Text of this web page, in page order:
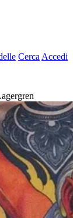
Cerca Accedi